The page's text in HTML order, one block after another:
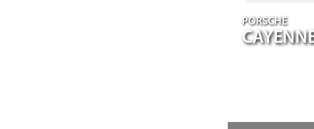
PORSCHE